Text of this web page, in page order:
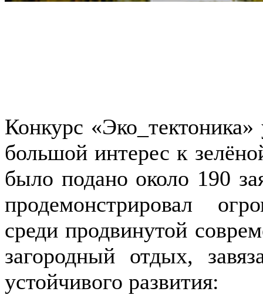
Конкурс
большой интерес к
было подано около 190
продемонстрировал
среди продвинутой
загородный отдых,
устойчивого развития: